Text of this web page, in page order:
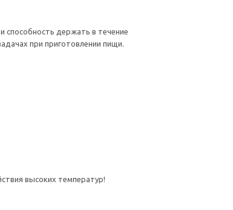
способность держать в течение
при приготовлении пищи.
высоких температур!